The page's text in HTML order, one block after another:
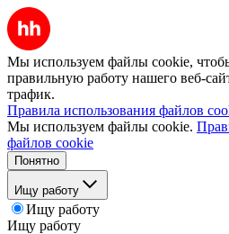
Мы используем файлы cookie,
правильную работу нашего веб-
трафик.
Правила использования файлов
Мы используем файлы cookie.
файлов cookie
Понятно
Ищу работу
Ищу работу
Ищу работу